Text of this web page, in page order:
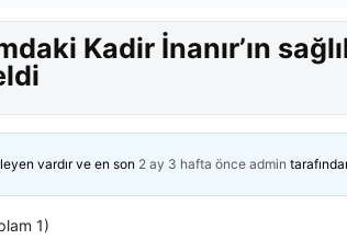
Kadir İnanır’ın
vardır ve en son 2 ay 3 hafta önce admin
1)